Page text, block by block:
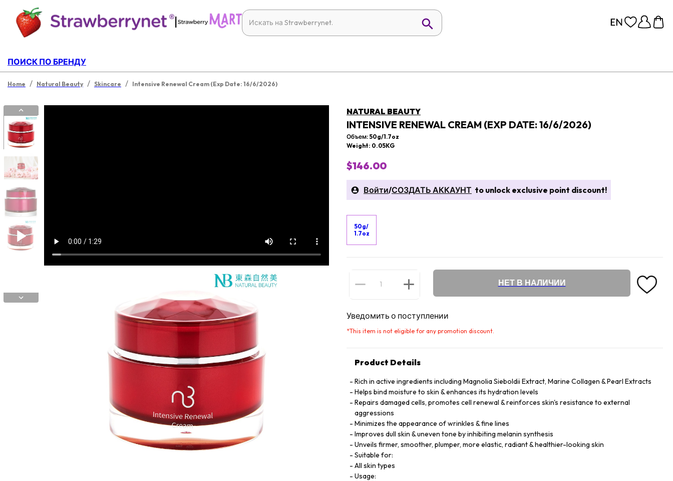
|
ПОИСК ПО БРЕНДУ
Home / Natural Beauty / Skincare / Intensive Renewal Cream (Exp Date: 16/6/2026)
NATURAL BEAUTY
INTENSIVE RENEWAL CREAM (EXP DATE: 16/6/2026)
Объем: 50g/1.7oz
Weight: 0.05KG
$146.00
Войти/СОЗДАТЬ АККАУНТ to unlock exclusive point discount!
50g/
1.7oz
НЕТ В НАЛИЧИИ
Уведомить о поступлении
*This item is not eligible for any promotion discount.
Product Details
Rich in active ingredients including Magnolia Sieboldii Extract, Marine Collagen & Pearl Extracts
Helps bind moisture to skin & enhances its hydration levels
Repairs damaged cells, promotes cell renewal & reinforces skin's resistance to external
aggressions
Minimizes the appearance of wrinkles & fine lines
Improves dull skin & uneven tone by inhibiting melanin synthesis
Unveils firmer, smoother, plumper, more elastic, radiant & healthier-looking skin
Suitable for:
All skin types
Usage: